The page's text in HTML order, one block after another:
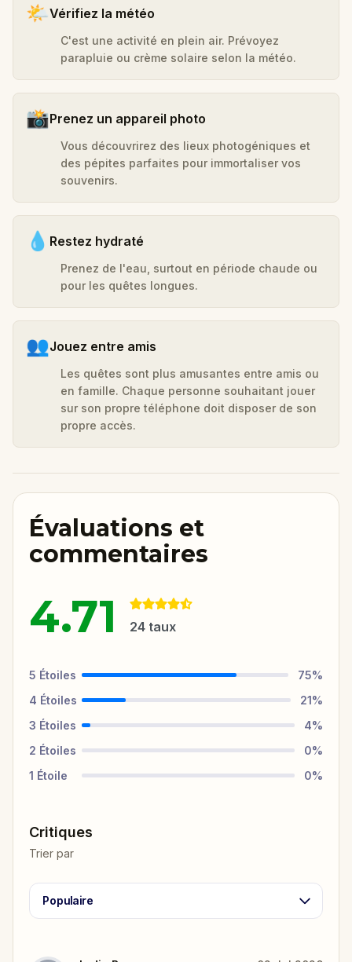
🌤️Vérifiez la météo
C'est une activité en plein air. Prévoyez
parapluie ou crème solaire selon la météo.
📸Prenez un appareil photo
Vous découvrirez des lieux photogéniques et
des pépites parfaites pour immortaliser vos
souvenirs.
💧 Restez hydraté
Prenez de l'eau, surtout en période chaude ou
pour les quêtes longues.
👥Jouez entre amis
Les quêtes sont plus amusantes entre amis ou
en famille. Chaque personne souhaitant jouer
sur son propre téléphone doit disposer de son
propre accès.
Évaluations et
commentaires
4.71 24 taux
5 Étoiles 75%
4 Étoiles 21%
3 Étoiles 4%
2 Étoiles 0%
1 Étoile 0%
Critiques
Trier par
Populaire